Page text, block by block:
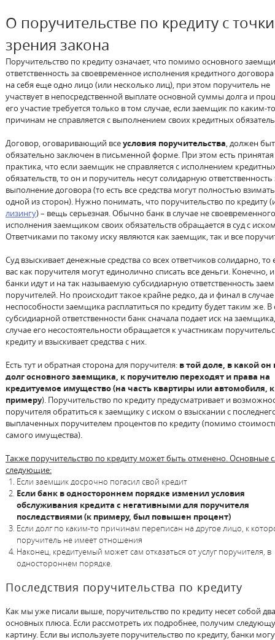
О поручительстве по кредиту с точки
зрения закона
Поручительство по кредиту означает, что помимо основного
ответственность за своевременное исполнения кредитного
на себя еще одно лицо (или несколько лиц), при этом поручитель не
участвует в непосредственной выплате основной суммы долга и
его участие требуется только в том случае, если заемщик по каким-то
причинам не справляется с выполнением своих кредитных
Договор, оговаривающий всеусловия поручительства, должен
обязательно заключен в письменной форме. При этом есть принятая
практика, что если заемщик не справляется с исполнением
обязательств, то он и поручитель несут солидарную ответственность
выполнение договора (то есть все средства могут полностью
одной из сторон). Нужно понимать, что поручительство по кредиту
лизингу) – вещь серьезная. Обычно банк в случае не своевременного
исполнения заемщиком своих обязательств обращается в суд с
Ответчиками по такому иску являются как заемщик, так и все
Суд взыскивает денежные средства со всех ответчиков солидарно, то
вас как поручителя могут единолично списать все деньги. Конечно,
банки идут и на так называемую субсидиарную ответственность
поручителей. Но происходит такое крайне редко, да и финал в случае
неспособности заемщика расплатиться по кредиту будет таким же. В
субсидиарной ответственности банк сначала подает иск на
случае его несостоятельности обращается к участникам
кредиту и взыскивает средства с них.
Есть тут и обратная сторона для поручителя: в той доле, в какой он
долг основного заемщика, к поручителю переходят и права на
кредитуемое имущество (на часть квартиры или автомобиля, к
примеру). Поручительство по кредиту предусматривает и
поручителя обратиться к заемщику с иском о взыскании с
выплаченных поручителем процентов по кредиту (помимо
самого имущества).
Также поручительство по кредиту может быть отменено. Основные
следующие:
Если заемщик досрочно погасил свой кредит
Если банк в одностороннем порядке изменил условия
обслуживания кредита с негативными для поручителя
последствиями (к примеру, был повышен процент)
Если долг по каким-то причинам переписан на другое лицо, к
поручитель не имеет отношения
Наконец, кредитуемый может сам отказаться от услуг поручителя, в
одностороннем порядке.
Последствия поручительства по кредиту
Как мы уже писали выше, поручительство по кредиту несет собой два
основных плюса. Если рассмотреть их подробнее, получим
картину. Если вы используете поручительство по кредиту, банки